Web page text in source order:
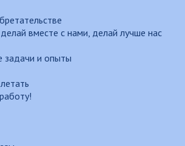
вместе с нами, делай лучше нас
задачи и опыты